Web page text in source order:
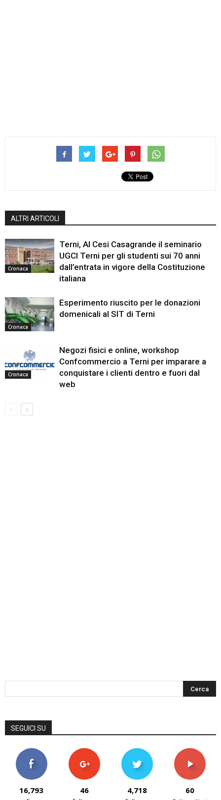
ALTRI ARTICOLI
Cronaca
Terni, Al Cesi Casagrande il seminario
UGCI Terni per gli studenti sui 70 anni
dall’entrata in vigore della Costituzione
italiana
Cronaca
Esperimento riuscito per le donazioni
domenicali al SIT di Terni
Cronaca
Negozi fisici e online, workshop
Confcommercio a Terni per imparare a
conquistare i clienti dentro e fuori dal
web
SEGUICI SU
16,793 46 4,718 60